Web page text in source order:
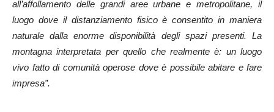
all’affollamento delle grandi aree urbane e metropolitane, il
luogo dove il distanziamento fisico è consentito in maniera
naturale dalla enorme disponibilità degli spazi presenti. La
montagna interpretata per quello che realmente è: un luogo
vivo fatto di comunità operose dove è possibile abitare e fare
impresa”.